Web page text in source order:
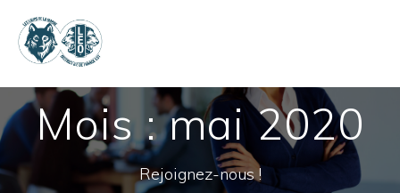
Mois :mai 2020
Rejoignez-nous !